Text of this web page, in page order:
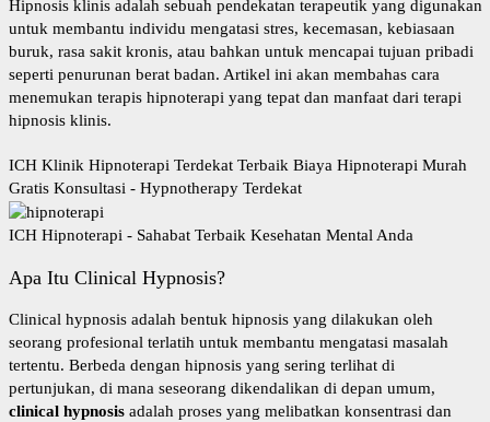
Hipnosis klinis adalah sebuah pendekatan terapeutik yang digunakan
untuk membantu individu mengatasi stres, kecemasan, kebiasaan
buruk, rasa sakit kronis, atau bahkan untuk mencapai tujuan pribadi
seperti penurunan berat badan. Artikel ini akan membahas cara
menemukan terapis hipnoterapi yang tepat dan manfaat dari terapi
hipnosis klinis.
ICH Klinik Hipnoterapi Terdekat Terbaik Biaya Hipnoterapi Murah
Gratis Konsultasi - Hypnotherapy Terdekat
ICH Hipnoterapi - Sahabat Terbaik Kesehatan Mental Anda
Apa Itu Clinical Hypnosis?
Clinical hypnosis adalah bentuk hipnosis yang dilakukan oleh
seorang profesional terlatih untuk membantu mengatasi masalah
tertentu. Berbeda dengan hipnosis yang sering terlihat di
pertunjukan, di mana seseorang dikendalikan di depan umum,
clinical hypnosisadalah proses yang melibatkan konsentrasi dan